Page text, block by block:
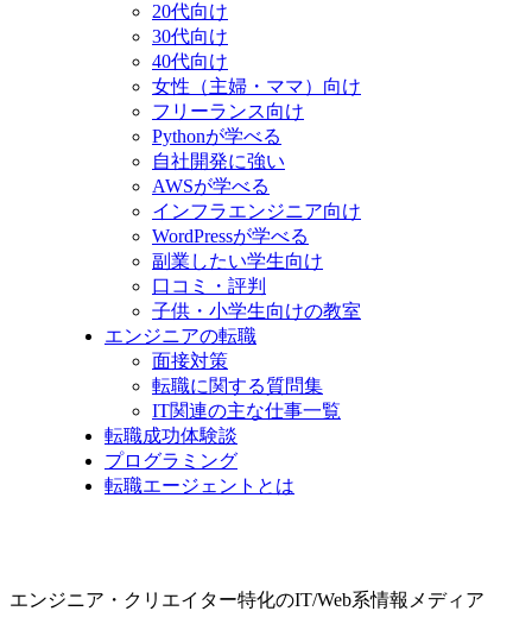
20代向け
30代向け
40代向け
女性（主婦・ママ）向け
フリーランス向け
Pythonが学べる
自社開発に強い
AWSが学べる
インフラエンジニア向け
WordPressが学べる
副業したい学生向け
口コミ・評判
子供・小学生向けの教室
エンジニアの転職
面接対策
転職に関する質問集
IT関連の主な仕事一覧
転職成功体験談
プログラミング
転職エージェントとは
エンジニア・クリエイター特化のIT/Web系情報メディア